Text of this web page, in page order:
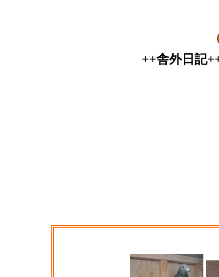
++舎外日記